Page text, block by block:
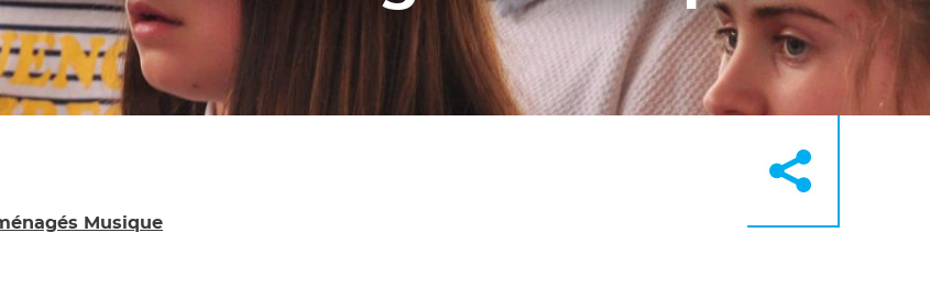
Tenues de danse
Classes à Horaires
Aménagés Musique
Classes à Horaires
études musicales
Règlement des
études
chorégraphiques
Musique